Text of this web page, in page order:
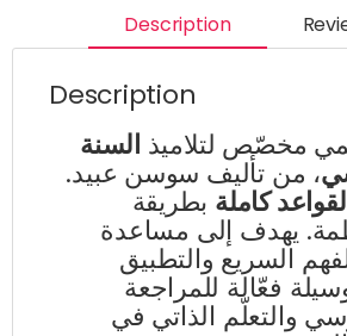
Description
Description
مخصّص لتلاميذ السنة
، من تأليف سوسن عبيد.
كاملة بطريقة
يهدف إلى مساعدة
السريع والتطبيق
فعّالة للمراجعة
والتعلّم الذاتي في